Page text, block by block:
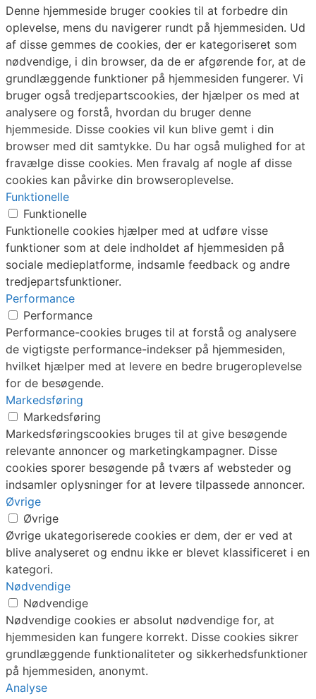
Denne hjemmeside bruger cookies til at forbedre din
oplevelse, mens du navigerer rundt på hjemmesiden. Ud
af disse gemmes de cookies, der er kategoriseret som
nødvendige, i din browser, da de er afgørende for, at de
grundlæggende funktioner på hjemmesiden fungerer. Vi
bruger også tredjepartscookies, der hjælper os med at
analysere og forstå, hvordan du bruger denne
hjemmeside. Disse cookies vil kun blive gemt i din
browser med dit samtykke. Du har også mulighed for at
fravælge disse cookies. Men fravalg af nogle af disse
cookies kan påvirke din browseroplevelse.
Funktionelle
Funktionelle
Funktionelle cookies hjælper med at udføre visse
funktioner som at dele indholdet af hjemmesiden på
sociale medieplatforme, indsamle feedback og andre
tredjepartsfunktioner.
Performance
Performance
Performance-cookies bruges til at forstå og analysere
de vigtigste performance-indekser på hjemmesiden,
hvilket hjælper med at levere en bedre brugeroplevelse
for de besøgende.
Markedsføring
Markedsføring
Markedsføringscookies bruges til at give besøgende
relevante annoncer og marketingkampagner. Disse
cookies sporer besøgende på tværs af websteder og
indsamler oplysninger for at levere tilpassede annoncer.
Øvrige
Øvrige
Øvrige ukategoriserede cookies er dem, der er ved at
blive analyseret og endnu ikke er blevet klassificeret i en
kategori.
Nødvendige
Nødvendige
Nødvendige cookies er absolut nødvendige for, at
hjemmesiden kan fungere korrekt. Disse cookies sikrer
grundlæggende funktionaliteter og sikkerhedsfunktioner
på hjemmesiden, anonymt.
Analyse